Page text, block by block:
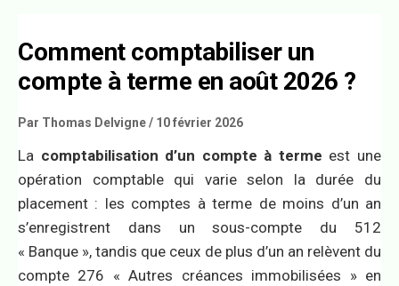
Comment comptabiliser un
compte à terme en août 2026 ?
Par Thomas Delvigne/ 10 février 2026
La comptabilisation d’un compte à terme est une
opération comptable qui varie selon la durée du
placement : les comptes à terme de moins d’un an
s’enregistrent dans un sous-compte du 512
« Banque », tandis que ceux de plus d’un an relèvent du
compte 276 « Autres créances immobilisées » en